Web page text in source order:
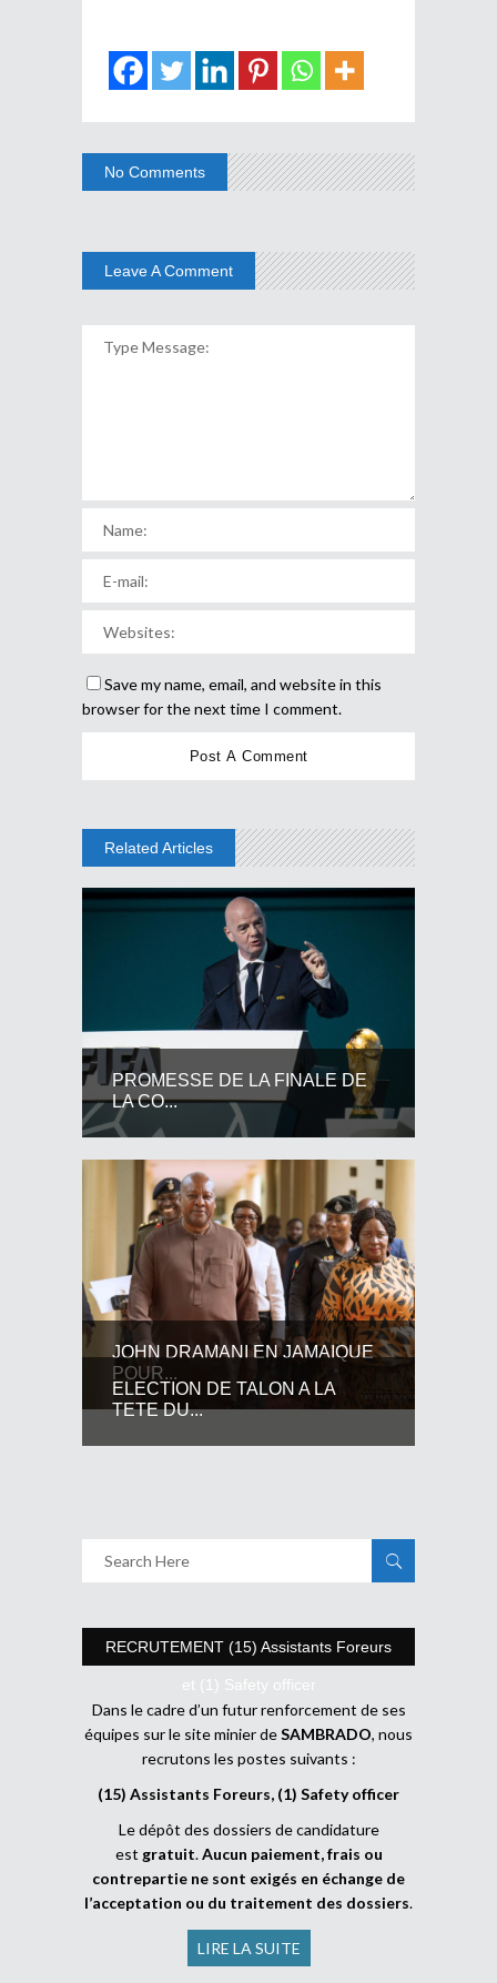
No Comments
Leave A Comment
Save my name, email, and website in this
browser for the next time I comment.
Related Articles
PROMESSE DE LA FINALE DE
LA CO...
JOHN DRAMANI EN JAMAIQUE
POUR...
ELECTION DE TALON A LA
TETE DU...
RECRUTEMENT (15) Assistants Foreurs
et (1) Safety officer
Dans le cadre d’un futur renforcement de ses
équipes sur le site minier deSAMBRADO, nous
recrutons les postes suivants :
(15) Assistants Foreurs, (1) Safety officer
Le dépôt des dossiers de candidature
est gratuit.Aucun paiement, frais ou
contrepartie ne sont exigés en échange de
l’acceptation ou du traitement des dossiers.
LIRE LA SUITE